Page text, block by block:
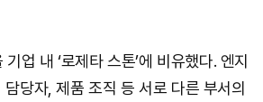
업 내 ‘로제타 스톤’에 비유했다. 엔지
당자, 제품 조직 등 서로 다른 부서의